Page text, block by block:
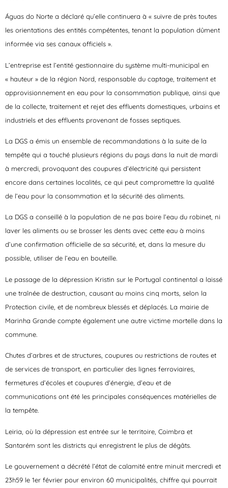
Águas do Norte a déclaré qu’elle continuera à « suivre de près toutes
les orientations des entités compétentes, tenant la population dûment
informée via ses canaux officiels ».
L’entreprise est l’entité gestionnaire du système multi-municipal en
« hauteur » de la région Nord, responsable du captage, traitement et
approvisionnement en eau pour la consommation publique, ainsi que
de la collecte, traitement et rejet des effluents domestiques, urbains et
industriels et des effluents provenant de fosses septiques.
La DGS a émis un ensemble de recommandations à la suite de la
tempête qui a touché plusieurs régions du pays dans la nuit de mardi
à mercredi, provoquant des coupures d’électricité qui persistent
encore dans certaines localités, ce qui peut compromettre la qualité
de l’eau pour la consommation et la sécurité des aliments.
La DGS a conseillé à la population de ne pas boire l’eau du robinet, ni
laver les aliments ou se brosser les dents avec cette eau à moins
d’une confirmation officielle de sa sécurité, et, dans la mesure du
possible, utiliser de l’eau en bouteille.
Le passage de la dépression Kristin sur le Portugal continental a laissé
une traînée de destruction, causant au moins cinq morts, selon la
Protection civile, et de nombreux blessés et déplacés. La mairie de
Marinha Grande compte également une autre victime mortelle dans la
commune.
Chutes d’arbres et de structures, coupures ou restrictions de routes et
de services de transport, en particulier des lignes ferroviaires,
fermetures d’écoles et coupures d’énergie, d’eau et de
communications ont été les principales conséquences matérielles de
la tempête.
Leiria, où la dépression est entrée sur le territoire, Coimbra et
Santarém sont les districts qui enregistrent le plus de dégâts.
Le gouvernement a décrété l’état de calamité entre minuit mercredi et
23h59 le 1er février pour environ 60 municipalités, chiffre qui pourrait